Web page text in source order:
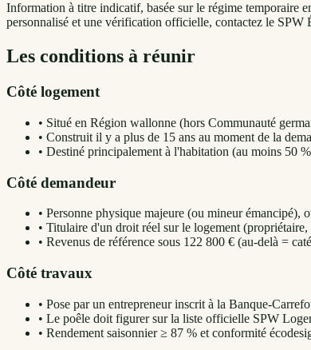
Information à titre indicatif, basée sur le régime temporaire
personnalisé et une vérification officielle, contactez le SPW
Les conditions à réunir
Côté logement
• Situé en Région wallonne (hors Communauté
• Construit il y a plus de 15 ans au moment de la
• Destiné principalement à l'habitation (au moins 50
Côté demandeur
• Personne physique majeure (ou mineur émancipé),
• Titulaire d'un droit réel sur le logement
• Revenus de référence sous 122 800 € (au-delà =
Côté travaux
• Pose par un entrepreneur inscrit à la Banque-
• Le poêle doit figurer sur la liste officielle SPW
• Rendement saisonnier ≥ 87 % et conformité